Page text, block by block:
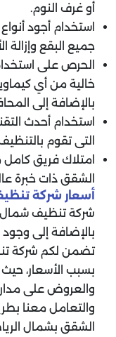
أو غرف النوم.
استخدام أجود
جميع البقع وإزالة
الحرص على
خالية من أي
بالإضافة إلى
استخدام أحدث
التى تقوم
امتلاك فريق
الشقق ذات خبرة
أسعار شركة
شركة تنظيف شمال
بالإضافة إلى وجود
تضمن لكم شركة
بسبب الأسعار،
والعروض على مدار
والتعامل معنا
الشقق بشمال